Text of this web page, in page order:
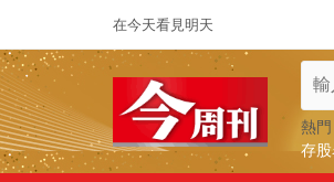
在今天看見明天
熱門
存